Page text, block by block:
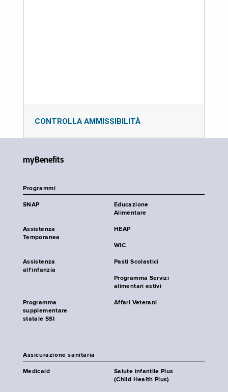
CONTROLLA AMMISSIBILITÀ
myBenefits
Programmi
SNAP
Educazione
Alimentare
Assistenza
Temporanea
HEAP
WIC
Assistenza
all'infanzia
Pasti Scolastici
Programma Servizi
alimentari estivi
Programma
supplementare
statale SSI
Affari Veterani
Assicurazione sanitaria
Medicaid
Salute infantile Plus
(Child Health Plus)